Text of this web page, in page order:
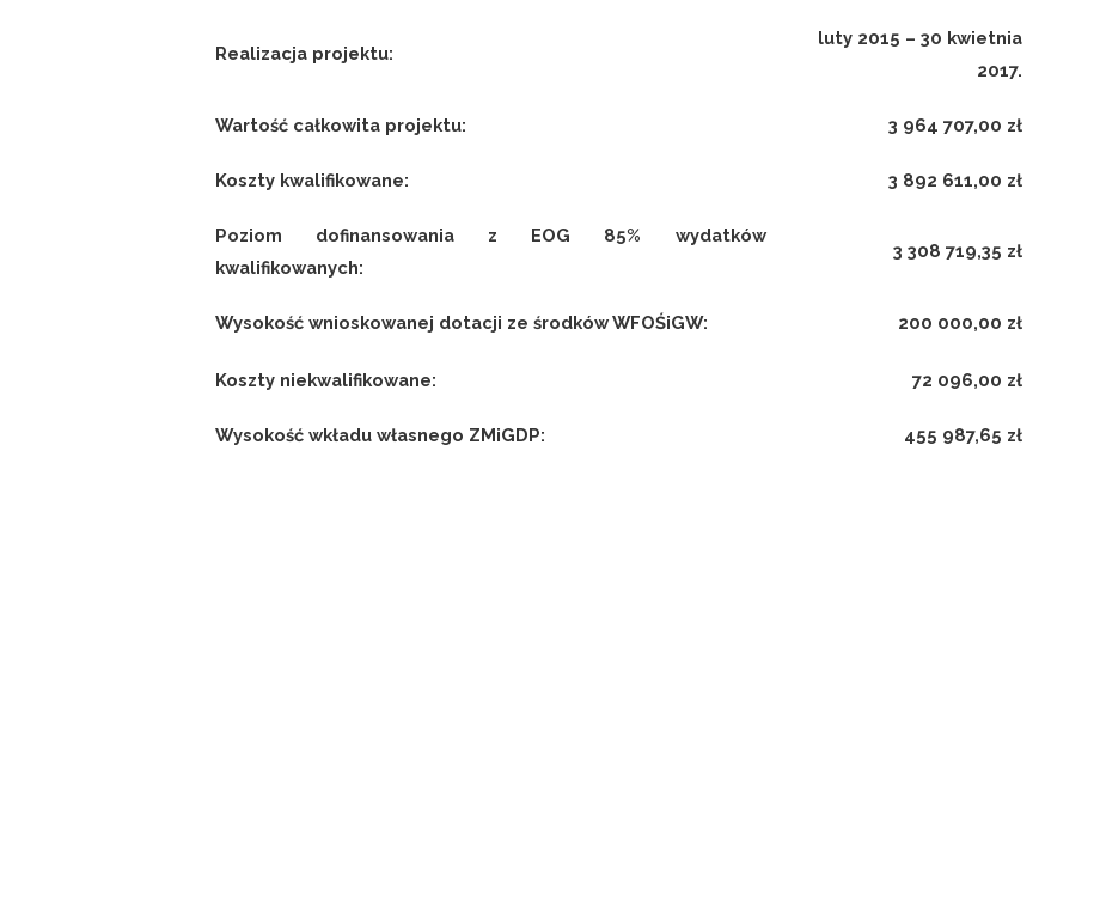
Realizacja projektu:
luty 2015 – 30 kwietnia
2017.
Wartość całkowita projektu: 3 964 707,00 zł
Koszty kwalifikowane: 3 892 611,00 zł
Poziom dofinansowania z EOG 85% wydatków
kwalifikowanych:
3 308 719,35 zł
Wysokość wnioskowanej dotacji ze środków WFOŚiGW: 200 000,00 zł
Koszty niekwalifikowane: 72 096,00 zł
Wysokość wkładu własnego ZMiGDP: 455 987,65 zł